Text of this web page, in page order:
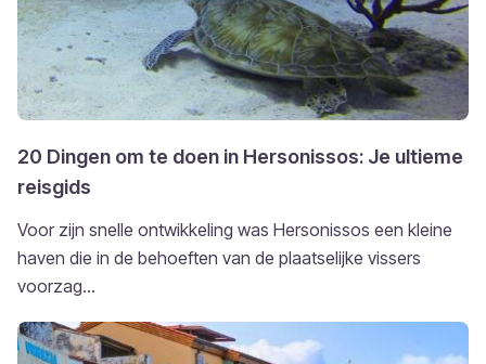
20 Dingen om te doen in Hersonissos: Je ultieme
reisgids
Voor zijn snelle ontwikkeling was Hersonissos een kleine
haven die in de behoeften van de plaatselijke vissers
voorzag...